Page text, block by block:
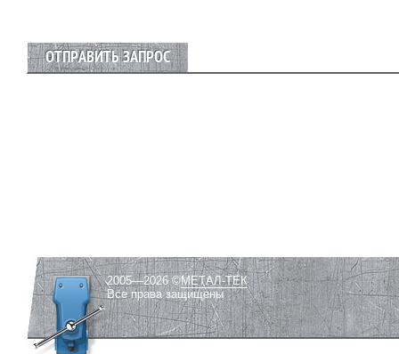
ОТПРАВИТЬ ЗАПРОС
2005—2026 ©МЕТАЛ-ТЕК
Все права защищены